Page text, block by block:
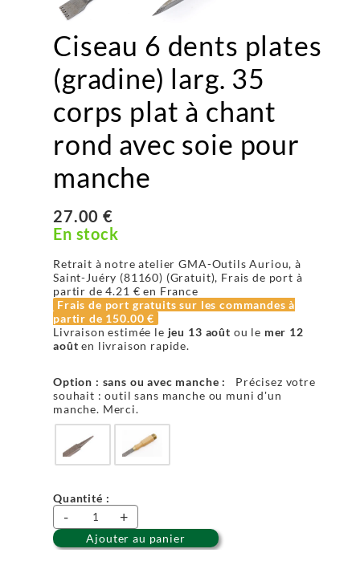
Ciseau 6 dents plates
(gradine) larg. 35
corps plat à chant
rond avec soie pour
manche
27.00 €
En stock
Retrait à notre atelier GMA-Outils Auriou, à
Saint-Juéry (81160) (Gratuit), Frais de port à
partir de4.21 € en France
Frais de port gratuits sur les commandes à
partir de 150.00 €
Livraison estimée le jeu 13 août ou le mer 12
août en livraison rapide.
Option : sans ou avec manche :
Précisez votre
souhait : outil sans manche ou muni d'un
manche. Merci.
Quantité :
- +
Ajouter au panier